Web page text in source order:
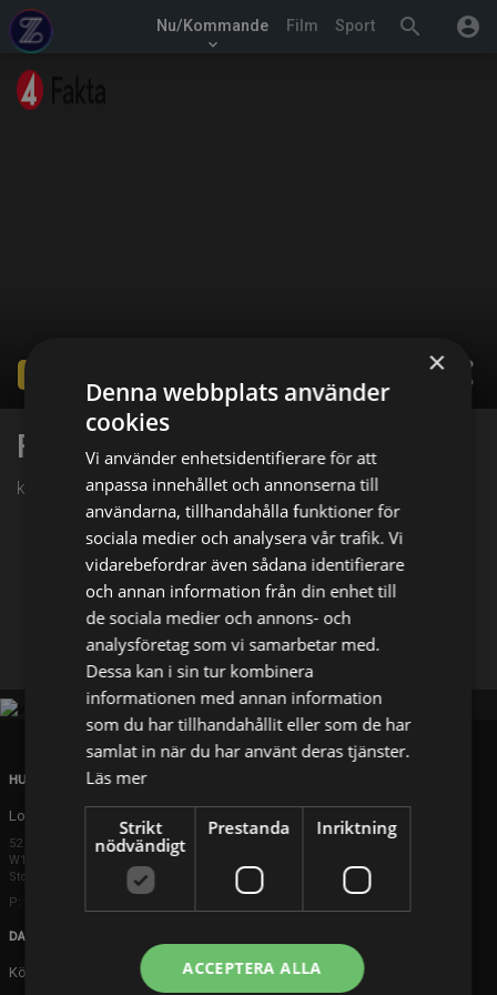
search account_circle
Nu/Kommande
keyboard_arrow_down
Film Sport
share
Farmen
kl. 15:00 på TV4 Fakta
Facebook X
HUVUDKONTOR
London
52 Brook Street
W1K 5DS London
Storbritannien
P: +44 203 608 8181
DANMARK
Köpenhamn
×
Denna webbplats använder
cookies
Vi använder enhetsidentifierare för att
anpassa innehållet och annonserna till
användarna, tillhandahålla funktioner för
sociala medier och analysera vår trafik. Vi
vidarebefordrar även sådana identifierare
och annan information från din enhet till
de sociala medier och annons- och
analysföretag som vi samarbetar med.
Dessa kan i sin tur kombinera
informationen med annan information
som du har tillhandahållit eller som de har
samlat in när du har använt deras tjänster.
Läs mer
Strikt
nödvändigt
Prestanda Inriktning
ACCEPTERA ALLA